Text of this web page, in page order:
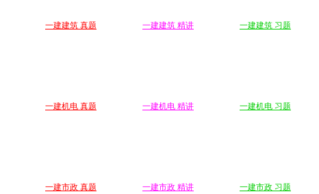
一建建筑 真题 一建建筑 精讲 一建建筑 习题
一建机电 真题 一建机电 精讲 一建机电 习题
一建市政 真题 一建市政 精讲 一建市政 习题